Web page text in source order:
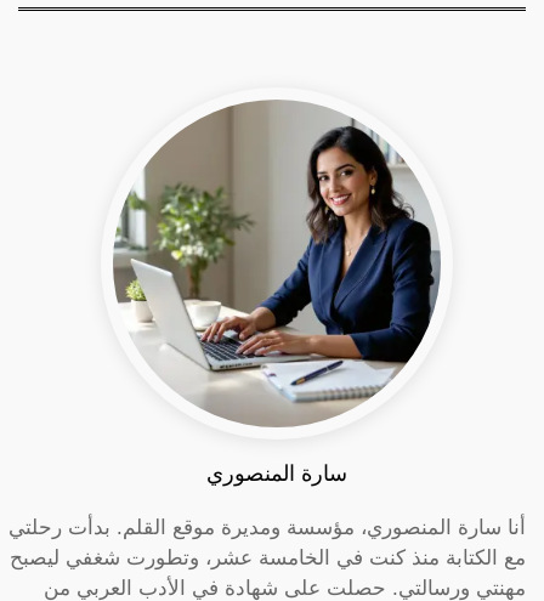
سارة المنصوري
أنا سارة المنصوري، مؤسسة ومديرة موقع القلم. بدأت رحلتي
مع الكتابة منذ كنت في الخامسة عشر، وتطورت شغفي ليصبح
مهنتي ورسالتي. حصلت على شهادة في الأدب العربي من